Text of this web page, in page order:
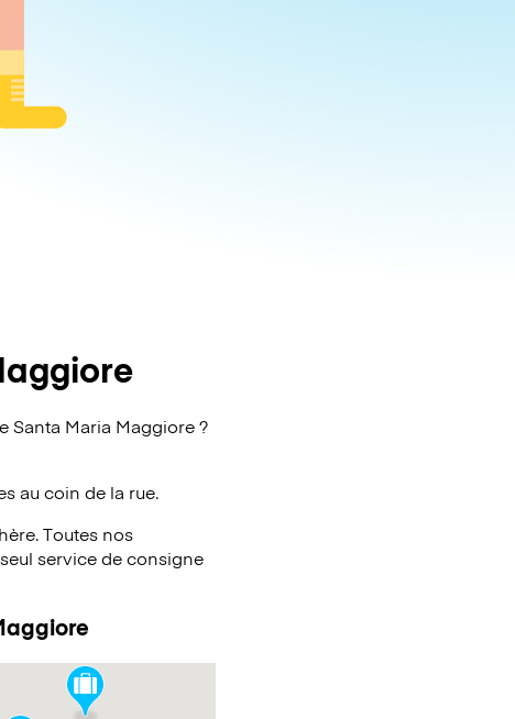
Santa Maria Maggiore ?
au coin de la rue.
Toutes nos
service de consigne